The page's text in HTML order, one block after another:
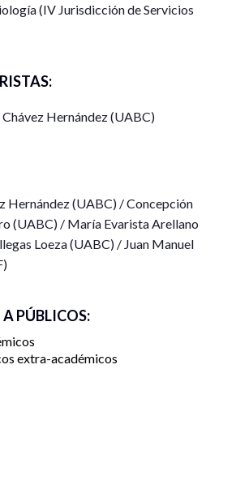
(IV Jurisdicción de Servicios
Hernández (UABC)
Hernández (UABC) / Concepción
(UABC) / María Evarista Arellano
Loeza (UABC) / Juan Manuel
PÚBLICOS:
extra-académicos